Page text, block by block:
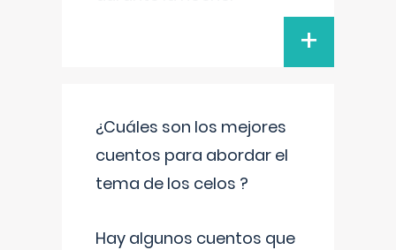
+
¿Cuáles son los mejores
cuentos para abordar el
tema de los celos ?
Hay algunos cuentos que